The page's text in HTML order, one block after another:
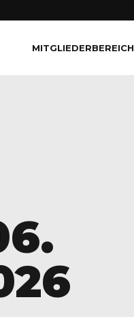
MITGLIEDERBEREICH